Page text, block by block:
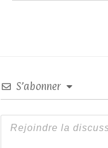
S’abonner